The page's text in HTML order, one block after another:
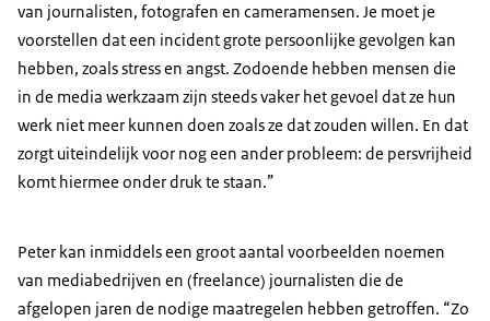
van journalisten, fotografen en cameramensen. Je moet je
voorstellen dat een incident grote persoonlijke gevolgen kan
hebben, zoals stress en angst. Zodoende hebben mensen die
in de media werkzaam zijn steeds vaker het gevoel dat ze hun
werk niet meer kunnen doen zoals ze dat zouden willen. En dat
zorgt uiteindelijk voor nog een ander probleem: de persvrijheid
komt hiermee onder druk te staan.”
Peter kan inmiddels een groot aantal voorbeelden noemen
van mediabedrijven en (freelance) journalisten die de
afgelopen jaren de nodige maatregelen hebben getroffen. “Zo